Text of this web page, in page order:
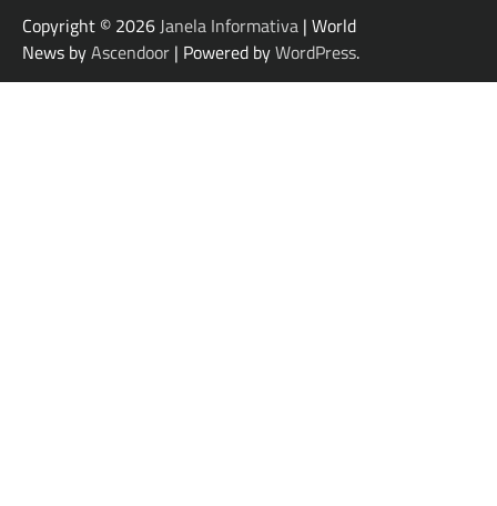
Copyright © 2026 Janela Informativa | World
News byAscendoor | Powered byWordPress.